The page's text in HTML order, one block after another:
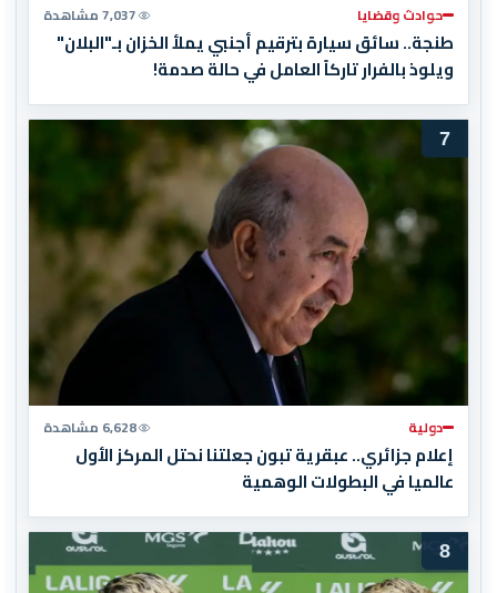
حوادث وقضايا 7,037 مشاهدة
طنجة.. سائق سيارة بترقيم أجنبي يملأ الخزان بـ"البلان"
ويلوذ بالفرار تاركاً العامل في حالة صدمة!
7
دولية 6,628 مشاهدة
إعلام جزائري.. عبقرية تبون جعلتنا نحتل المركز الأول
عالميا في البطولات الوهمية
8